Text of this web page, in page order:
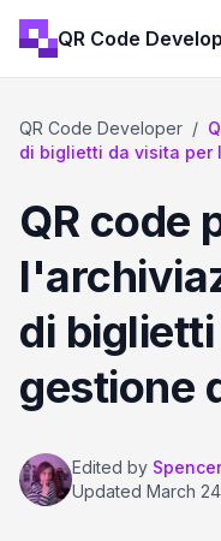
QR Code
QR Code Developer /
di biglietti da visita per
QR code
di
gestione
Edited by
Updated March